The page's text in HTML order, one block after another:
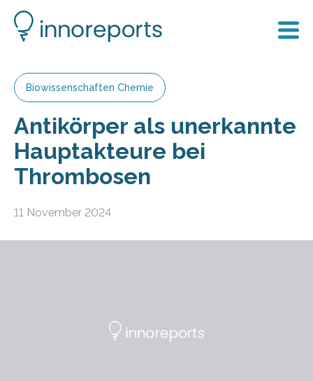
Biowissenschaften Chemie
Antikörper als unerkannte
Hauptakteure bei
Thrombosen
11 November 2024